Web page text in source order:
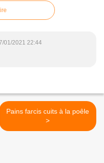
01/2021 22:44
Pains farcis cuits à la poêle
>